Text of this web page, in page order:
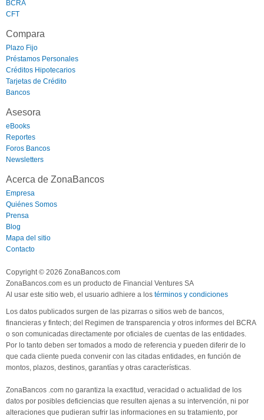
BCRA
CFT
Compara
Plazo Fijo
Préstamos Personales
Créditos Hipotecarios
Tarjetas de Crédito
Bancos
Asesora
eBooks
Reportes
Foros Bancos
Newsletters
Acerca de ZonaBancos
Empresa
Quiénes Somos
Prensa
Blog
Mapa del sitio
Contacto
Copyright © 2026 ZonaBancos.com
ZonaBancos.com es un producto de Financial Ventures SA
Al usar este sitio web, el usuario adhiere a los términos y condiciones
Los datos publicados surgen de las pizarras o sitios web de bancos,
financieras y fintech; del Regimen de transparencia y otros informes del BCRA
o son comunicadas directamente por oficiales de cuentas de las entidades.
Por lo tanto deben ser tomados a modo de referencia y pueden diferir de lo
que cada cliente pueda convenir con las citadas entidades, en función de
montos, plazos, destinos, garantías y otras características.
ZonaBancos .com no garantiza la exactitud, veracidad o actualidad de los
datos por posibles deficiencias que resulten ajenas a su intervención, ni por
alteraciones que pudieran sufrir las informaciones en su tratamiento, por